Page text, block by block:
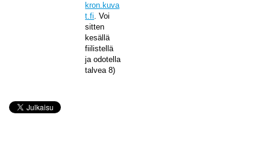
kron.kuva
t.fi. Voi
sitten
kesällä
fiilistellä
ja odotella
talvea 8)